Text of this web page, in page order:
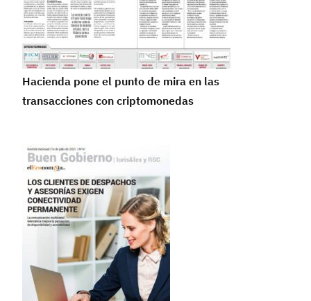
Hacienda pone el punto de mira en las
transacciones con criptomonedas